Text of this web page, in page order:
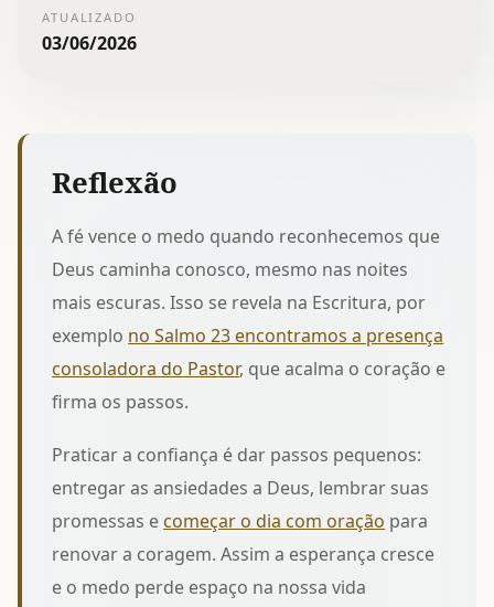
ATUALIZADO
03/06/2026
Reflexão
A fé vence o medo quando reconhecemos que
Deus caminha conosco, mesmo nas noites
mais escuras. Isso se revela na Escritura, por
exemplo no Salmo 23 encontramos a presença
consoladora do Pastor, que acalma o coração e
firma os passos.
Praticar a confiança é dar passos pequenos:
entregar as ansiedades a Deus, lembrar suas
promessas e começar o dia com oração para
renovar a coragem. Assim a esperança cresce
e o medo perde espaço na nossa vida